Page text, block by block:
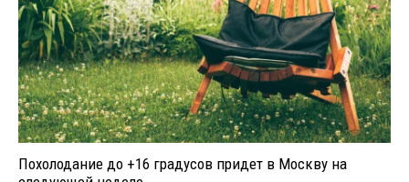
Похолодание до +16 градусов придет в Москву на